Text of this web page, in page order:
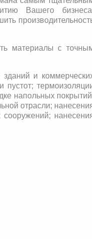
Вашего
материалы с
и
пустот;
напольных
отрасли;
сооружений;